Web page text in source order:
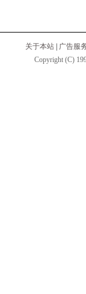
关于本站
广告服
Copyright (C)